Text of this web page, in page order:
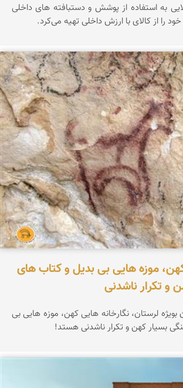
به استفاده از پوشش و دستبافته های داخلی
موزه هایی بی بدیل و کتاب های
و تکرار ناشدنی
بویژه لرستان، نگارخانه هایی کهن، موزه هایی بی
بسیار کهن و تکرار ناشدنی هستد!
بهشتی